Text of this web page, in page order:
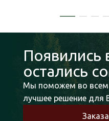
Появились
остались
Мы поможем во всем
лучшее решение для